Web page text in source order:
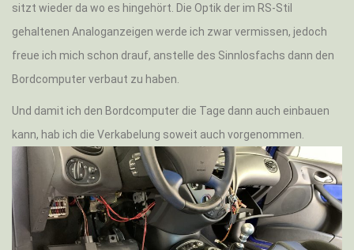
sitzt wieder da wo es hingehört. Die Optik der im RS-Stil
gehaltenen Analoganzeigen werde ich zwar vermissen, jedoch
freue ich mich schon drauf, anstelle des Sinnlosfachs dann den
Bordcomputer verbaut zu haben.
Und damit ich den Bordcomputer die Tage dann auch einbauen
kann, hab ich die Verkabelung soweit auch vorgenommen.